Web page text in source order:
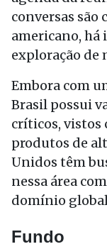
conversas são
americano,
exploração de
Embora com
Brasil possui
críticos, vistos
produtos de
Unidos têm
nessa área
domínio
Fundo